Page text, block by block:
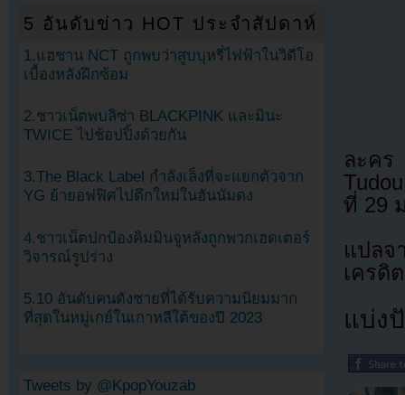
ละค
ที่ 29
แปลจ
เครดิ
แบ่ง
5 อันดับข่าว HOT ประจำสัปดาห์
1.แฮชาน NCT ถูกพบว่าสูบบุหรี่ไฟฟ้าในวิดีโอ
เบื้องหลังฝึกซ้อม
2.ชาวเน็ตพบลิซ่า BLACKPINK และมินะ
TWICE ไปช้อปปิ้งด้วยกัน
3.The Black Label กำลังเล็งที่จะแยกตัวจาก
YG ย้ายอฟฟิศไปตึกใหม่ในฮันนัมดง
4.ชาวเน็ตปกป้องคิมมินจูหลังถูกพวกเฮดเตอร์
วิจารณ์รูปร่าง
5.10 อันดับคนดังชายที่ได้รับความนิยมมาก
ที่สุดในหมู่เกย์ในเกาหลีใต้ของปี 2023
Tweets by @KpopYouzab